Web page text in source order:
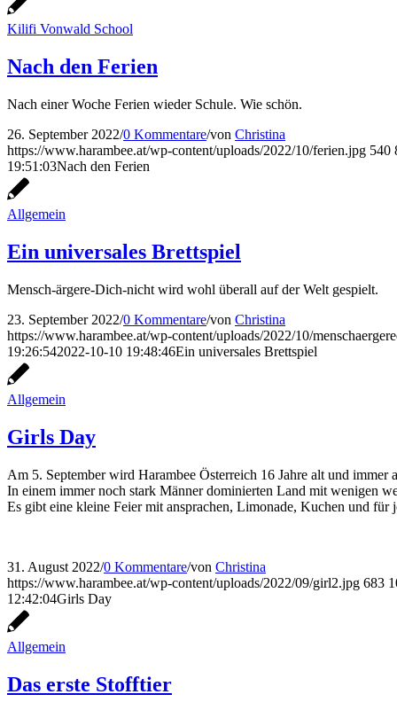
Kilifi Vonwald School
Nach den Ferien
Nach einer Woche Ferien wieder Schule. Wie schön.
26. September 2022/0 Kommentare/von Christina
https://www.harambee.at/wp-content/uploads/2022/10/ferien.jpg 540
19:51:03Nach den Ferien
Allgemein
Ein universales Brettspiel
Mensch-ärgere-Dich-nicht wird wohl überall auf der Welt gespielt.
23. September 2022/0 Kommentare/von Christina
https://www.harambee.at/wp-content/uploads/2022/10/
19:26:542022-10-10 19:48:46Ein universales Brettspiel
Allgemein
Girls Day
Am 5. September wird Harambee Österreich 16 Jahre alt und
In einem immer noch stark Männer dominierten Land mit wenigen
Es gibt eine kleine Feier mit ansprachen, Limonade, Kuchen und
31. August 2022/0 Kommentare/von Christina
https://www.harambee.at/wp-content/uploads/2022/09/girl2.jpg 683
12:42:04Girls Day
Allgemein
Das erste Stofftier